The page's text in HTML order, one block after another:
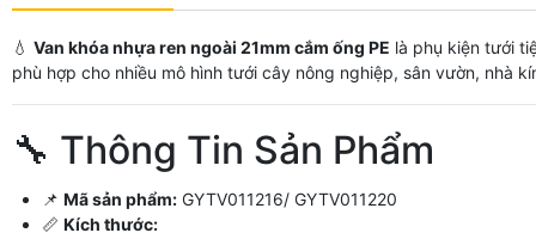
💧 Van khóa nhựa ren ngoài 21mm cắm ống PE là phụ kiện tưới
phù hợp cho nhiều mô hình tưới cây nông nghiệp, sân vườn, nhà
🔧 Thông Tin Sản Phẩm
📌 Mã sản phẩm: GYTV011216/ GYTV011220
📏 Kích thước: